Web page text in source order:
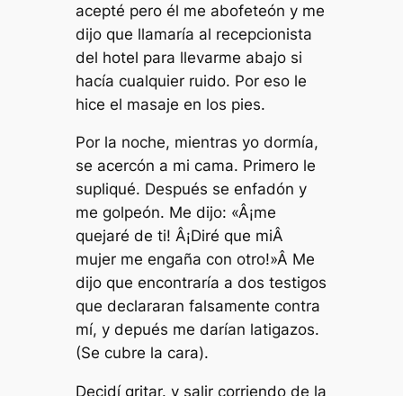
acepté pero él me abofeteón y me
dijo que llamaría al recepcionista
del hotel para llevarme abajo si
hacía cualquier ruido. Por eso le
hice el masaje en los pies.
Por la noche, mientras yo dormía,
se acercón a mi cama. Primero le
supliqué. Después se enfadón y
me golpeón. Me dijo: «Â¡me
quejaré de ti! Â¡Diré que miÂ
mujer me engaña con otro!»Â Me
dijo que encontraría a dos testigos
que declararan falsamente contra
mí, y depués me darían latigazos.
(Se cubre la cara).
Decidí gritar. y salir corriendo de la